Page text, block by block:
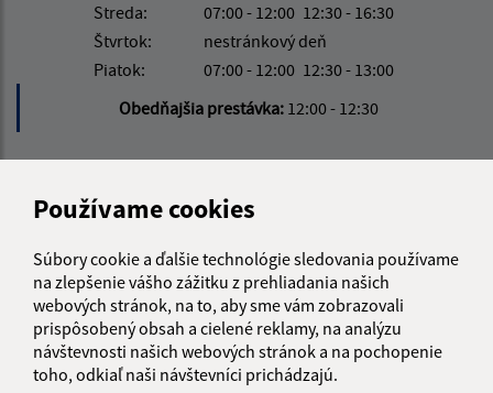
Používame cookies
Súbory cookie a ďalšie technológie sledovania používame
na zlepšenie vášho zážitku z prehliadania našich
webových stránok, na to, aby sme vám zobrazovali
prispôsobený obsah a cielené reklamy, na analýzu
návštevnosti našich webových stránok a na pochopenie
toho, odkiaľ naši návštevníci prichádzajú.
Streda:
07:00 - 12:00 12:30 - 16:30
Štvrtok:
nestránkový deň
Piatok:
07:00 - 12:00 12:30 - 13:00
Obedňajšia prestávka: 12:00 - 12:30
Obecný úrad Hlinné
Hlinné 74
094 35 Soľ
info@hlinne.sk
+421 905 427 363